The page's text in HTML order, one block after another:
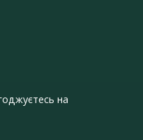
на